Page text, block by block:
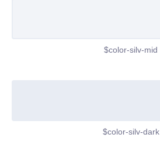
$color-silv-mid
$color-silv-dark